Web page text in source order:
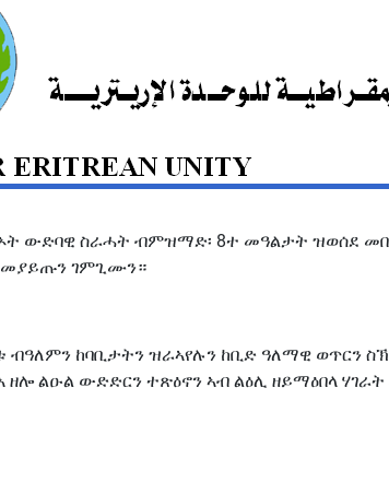
ውድባዊ ስራሓት ብምዝማድ፡ 8ተ መዓልታት ዝወሰደ
ገምጊሙን።
ከባቢታትን ዝራኣየሉን ከቢድ ዓለማዊ ወጥርን
ልዑል ውድድርን ተጽዕኖን ኣብ ልዕሊ ዘይማዕበላ